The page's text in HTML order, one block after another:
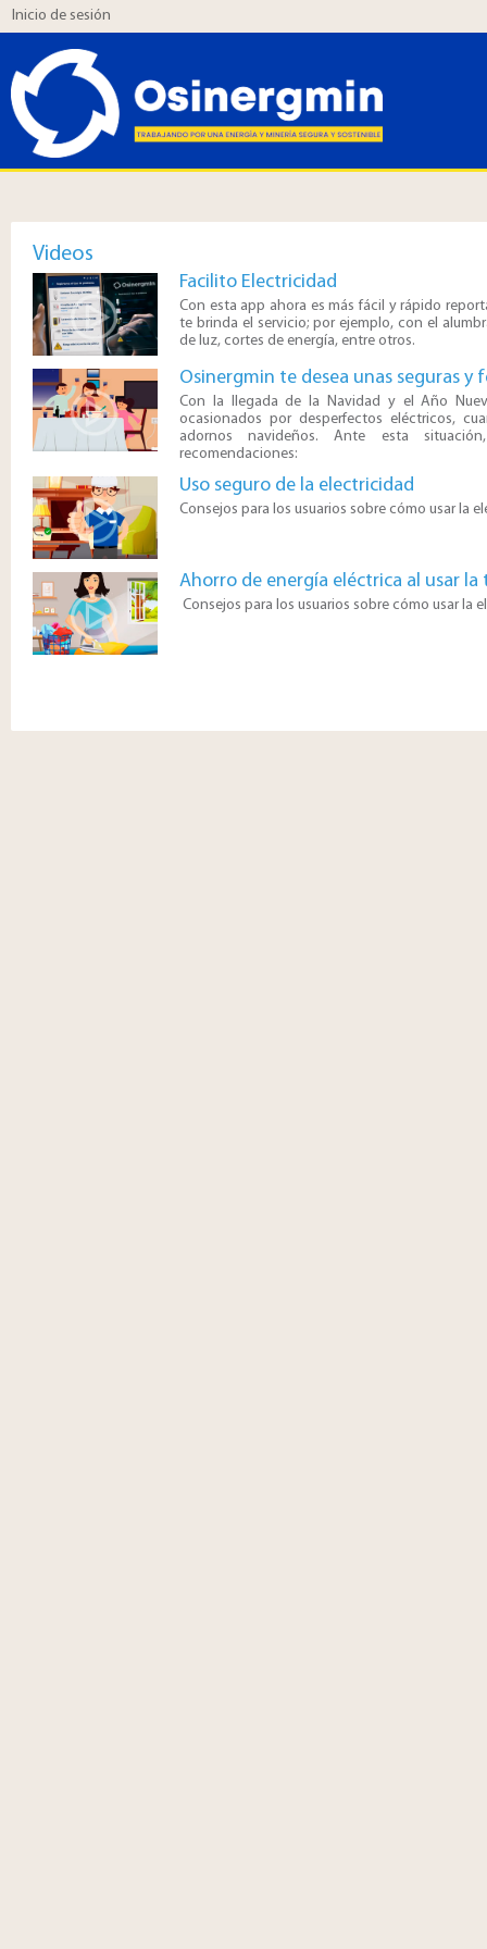
Inicio de sesión
Videos
Facilito Electricidad
Con esta app ahora es más fácil y rápido
te brinda el servicio; por ejemplo, con el
de luz, cortes de energía, entre otros.
Osinergmin te desea unas seguras y
​Con la llegada de la Navidad y el Año
ocasionados por desperfectos eléctricos,
adornos navideños. Ante esta
recomendaciones:
Uso seguro de la electricidad
Consejos para los usuarios sobre cómo usar la
Ahorro de energía eléctrica al usar la
Consejos para los usuarios sobre cómo usar la